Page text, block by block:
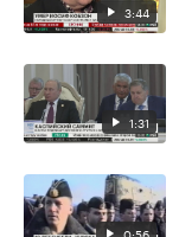
3:44
1:31